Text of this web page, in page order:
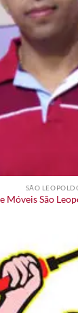
SÃO
Móveis São